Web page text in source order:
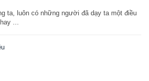
ta, luôn có những người đã dạy ta một điều
...